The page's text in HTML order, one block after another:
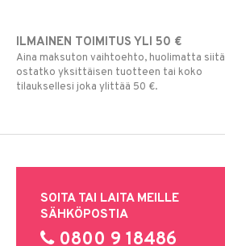
ILMAINEN TOIMITUS YLI 50 €
Aina maksuton vaihtoehto, huolimatta siitä
ostatko yksittäisen tuotteen tai koko
tilauksellesi joka ylittää 50 €.
SOITA TAI LAITA MEILLE
SÄHKÖPOSTIA
0800 9 18486